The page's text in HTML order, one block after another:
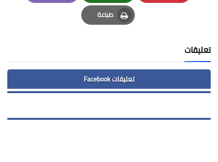
Pinterest
Whatsapp
Email
طباعة
Print
تعليقات
تعليقات Facebook